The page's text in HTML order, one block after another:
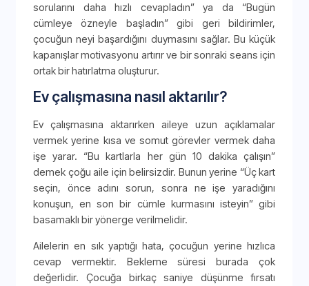
sorularını daha hızlı cevapladın” ya da “Bugün
cümleye özneyle başladın” gibi geri bildirimler,
çocuğun neyi başardığını duymasını sağlar. Bu küçük
kapanışlar motivasyonu artırır ve bir sonraki seans için
ortak bir hatırlatma oluşturur.
Ev çalışmasına nasıl aktarılır?
Ev çalışmasına aktarırken aileye uzun açıklamalar
vermek yerine kısa ve somut görevler vermek daha
işe yarar. “Bu kartlarla her gün 10 dakika çalışın”
demek çoğu aile için belirsizdir. Bunun yerine “Üç kart
seçin, önce adını sorun, sonra ne işe yaradığını
konuşun, en son bir cümle kurmasını isteyin” gibi
basamaklı bir yönerge verilmelidir.
Ailelerin en sık yaptığı hata, çocuğun yerine hızlıca
cevap vermektir. Bekleme süresi burada çok
değerlidir. Çocuğa birkaç saniye düşünme fırsatı